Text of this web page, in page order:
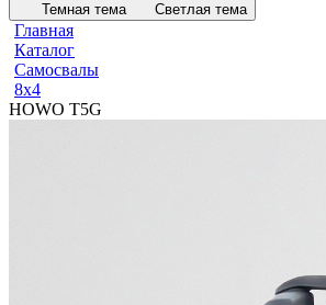
Темная тема Светлая тема
Главная
Каталог
Самосвалы
8x4
HOWO T5G